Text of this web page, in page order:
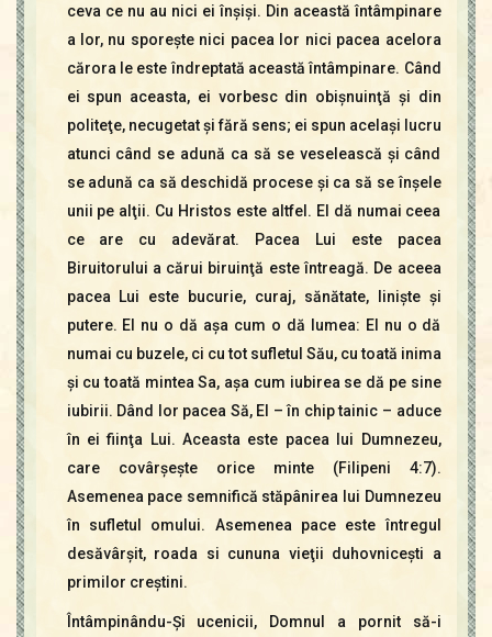
ceva ce nu au nici ei înşişi. Din această întâmpinare
a lor, nu sporeşte nici pacea lor nici pacea acelora
cărora le este îndreptată această întâmpinare. Când
ei spun aceasta, ei vorbesc din obişnuinţă şi din
politeţe, necugetat şi fără sens; ei spun acelaşi lucru
atunci când se adună ca să se veselească şi când
se adună ca să deschidă procese şi ca să se înşele
unii pe alţii. Cu Hristos este altfel. El dă numai ceea
ce are cu adevărat. Pacea Lui este pacea
Biruitorului a cărui biruinţă este întreagă. De aceea
pacea Lui este bucurie, curaj, sănătate, linişte şi
putere. El nu o dă aşa cum o dă lumea: El nu o dă
numai cu buzele, ci cu tot sufletul Său, cu toată inima
şi cu toată mintea Sa, aşa cum iubirea se dă pe sine
iubirii. Dând lor pacea Să, El – în chip tainic – aduce
în ei fiinţa Lui. Aceasta este pacea lui Dumnezeu,
care covârşeşte orice minte (Filipeni 4:7).
Asemenea pace semnifică stăpânirea lui Dumnezeu
în sufletul omului. Asemenea pace este întregul
desăvârşit, roada si cununa vieţii duhovniceşti a
primilor creştini.
Întâmpinându-Şi ucenicii, Domnul a pornit să-i